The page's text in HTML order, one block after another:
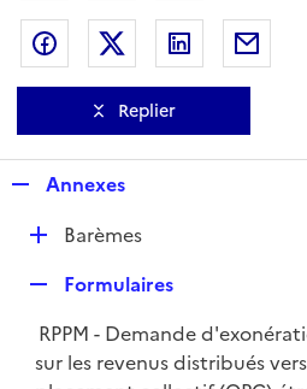
Partager sur Facebook
Partager sur Twitter
Partager
Replier
p
e
r
Annexes
D
l
i
e
Barèmes
p
l
Formulaires
RPPM - Demande
sur les revenus distribués